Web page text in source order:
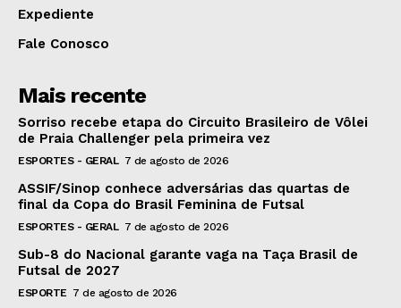
Expediente
Fale Conosco
Mais recente
Sorriso recebe etapa do Circuito Brasileiro de Vôlei
de Praia Challenger pela primeira vez
ESPORTES - GERAL 7 de agosto de 2026
ASSIF/Sinop conhece adversárias das quartas de
final da Copa do Brasil Feminina de Futsal
ESPORTES - GERAL 7 de agosto de 2026
Sub-8 do Nacional garante vaga na Taça Brasil de
Futsal de 2027
ESPORTE 7 de agosto de 2026